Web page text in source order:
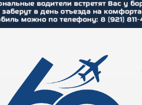
00:20
00:23 05:25 05:28
07:15
07:24 08:55
07:30 07:40
08:00